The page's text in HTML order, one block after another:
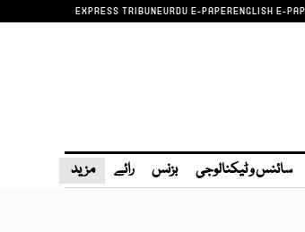
EXPRESS TRIBUNEURDU E-PAPERENGLISH E-
سائنس و ٹیکنالوجی بزنس رائے مزید